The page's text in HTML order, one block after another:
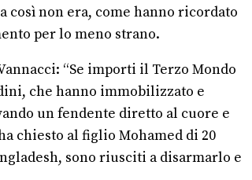
così non era, come hanno ricordato
per lo meno strano.
“Se importi il Terzo Mondo
che hanno immobilizzato e
un fendente diretto al cuore e
chiesto al figlio Mohamed di 20
sono riusciti a disarmarlo e